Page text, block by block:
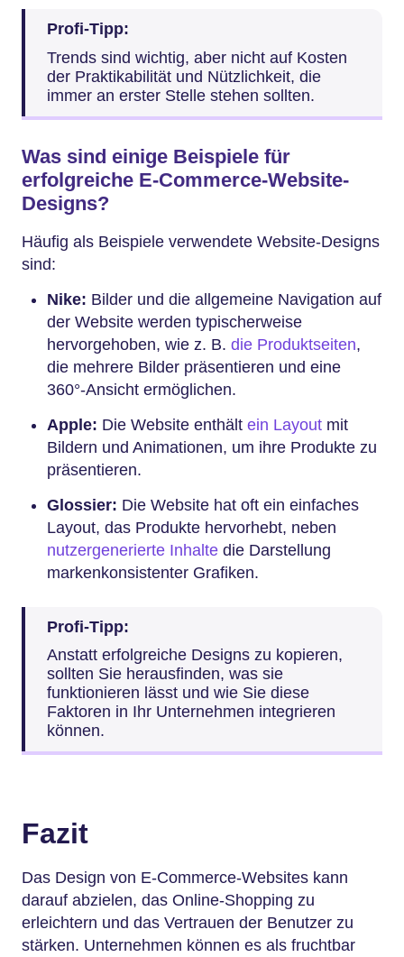
Profi-Tipp:
Trends sind wichtig, aber nicht auf Kosten
der Praktikabilität und Nützlichkeit, die
immer an erster Stelle stehen sollten.
Was sind einige Beispiele für
erfolgreiche E-Commerce-Website-
Designs?
Häufig als Beispiele verwendete Website-Designs
sind:
Nike: Bilder und die allgemeine Navigation auf
der Website werden typischerweise
hervorgehoben, wie z. B. die Produktseiten,
die mehrere Bilder präsentieren und eine
360°-Ansicht ermöglichen.
Apple: Die Website enthält ein Layout mit
Bildern und Animationen, um ihre Produkte zu
präsentieren.
Glossier: Die Website hat oft ein einfaches
Layout, das Produkte hervorhebt, neben
nutzergenerierte Inhalte die Darstellung
markenkonsistenter Grafiken.
Profi-Tipp:
Anstatt erfolgreiche Designs zu kopieren,
sollten Sie herausfinden, was sie
funktionieren lässt und wie Sie diese
Faktoren in Ihr Unternehmen integrieren
können.
Fazit
Das Design von E-Commerce-Websites kann
darauf abzielen, das Online-Shopping zu
erleichtern und das Vertrauen der Benutzer zu
stärken. Unternehmen können es als fruchtbar